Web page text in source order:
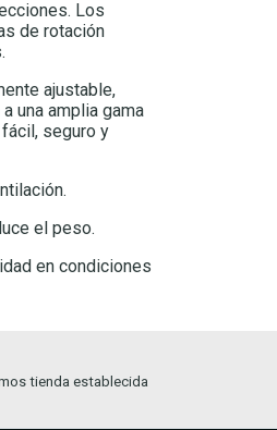
Los
de rotación
ajustable,
una amplia gama
seguro y
el peso.
en condiciones
tienda establecida